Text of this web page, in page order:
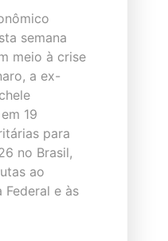
semana
meio à crise
a ex-
19
para
no Brasil,
ao
Federal e às